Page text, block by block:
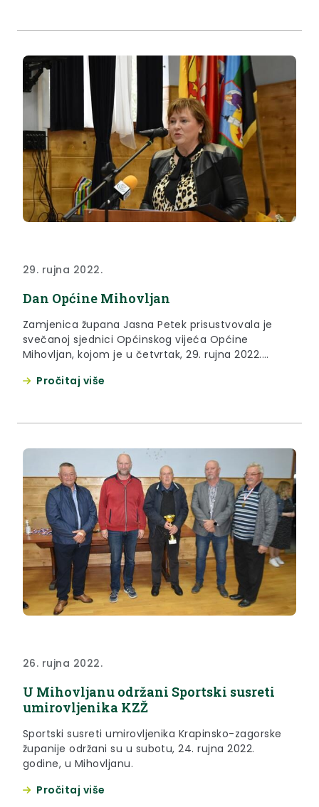
29. rujna 2022.
Dan Općine Mihovljan
Zamjenica župana Jasna Petek prisustvovala je
svečanoj sjednici Općinskog vijeća Općine
Mihovljan, kojom je u četvrtak, 29. rujna 2022.
Pročitaj više
26. rujna 2022.
U Mihovljanu održani Sportski susreti
umirovljenika KZŽ
Sportski susreti umirovljenika Krapinsko-zagorske
županije održani su u subotu, 24. rujna 2022.
godine, u Mihovljanu.
Pročitaj više